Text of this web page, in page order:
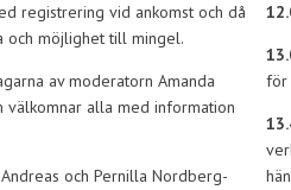
registrering vid ankomst och då
och möjlighet till mingel.
av moderatorn Amanda
välkomnar alla med information
och Pernilla Nordberg-
för